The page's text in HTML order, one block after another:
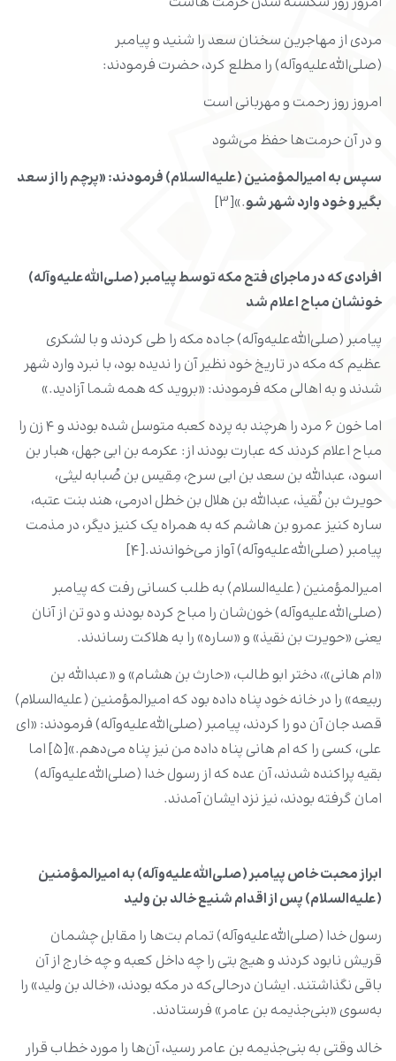
مردی از مهاجرین سخنان سعد را شنید و پیامبر
(صلی‌الله‌علیه‌وآله) را مطلع کرد، حضرت فرمودند:
امروز روز رحمت و مهربانی است
و در آن حرمت‌ها حفظ می‌شود
سپس به امیرالمؤمنین (علیه‌السلام) فرمودند: «پرچم را از سعد
بگیر و خود وارد شهر شو.»[3]
افرادی که در ماجرای فتح مکه توسط پیامبر (صلی‌الله‌علیه‌وآله)
خونشان مباح اعلام شد
پیامبر (صلی‌الله‌علیه‌وآله) جاده مکه را طی کردند و با لشکری
عظیم که مکه در تاریخ خود نظیر آن را ندیده بود، با نبرد وارد شهر
شدند و به اهالی مکه فرمودند: «بروید که همه شما آزادید.»
اما خون ۶ مرد را هرچند به پرده کعبه متوسل شده بودند و ۴ زن را
مباح اعلام کردند که عبارت بودند از: عکرمه بن ابی جهل، هبار بن
اسود، عبدالله بن سعد بن ابی سرح، مِقیس بن صُبابه لیثی،
حویرث بن نُقیذ، عبدالله بن هلال بن خطل ادرمی، هند بنت عتبه،
ساره کنیز عمرو بن هاشم که به همراه یک کنیز دیگر، در مذمت
پیامبر (صلی‌الله‌علیه‌وآله) آواز می‌خواندند.[۴]
امیرالمؤمنین (علیه‌السلام) به طلب کسانی رفت که پیامبر
(صلی‌الله‌علیه‌وآله) خون‌شان را مباح کرده بودند و دو تن از آنان
یعنی «حویرت بن نقیذ» و «ساره» را به هلاکت رساندند.
«ام هانی»، دختر ابو طالب، «حارث بن هشام» و «عبدالله بن
ربیعه» را در خانه خود پناه داده بود که امیرالمؤمنین (علیه‌السلام)
قصد جان آن دو را کردند، پیامبر (صلی‌الله‌علیه‌وآله) فرمودند: «ای
علی، کسی را که ام هانی پناه داده من نیز پناه می‌دهم‌.»[۵] اما
بقیه پراکنده شدند، آن عده که از رسول خدا (صلی‌الله‌علیه‌وآله)
امان گرفته بودند، نیز نزد ایشان آمدند.
ابراز محبت خاص پیامبر (صلی‌الله‌علیه‌وآله) به امیرالمؤمنین
(علیه‌السلام) پس از اقدام شنیع خالد بن ولید
رسول خدا (صلی‌الله‌علیه‌وآله) تمام بت‌ها را مقابل چشمان
قریش نابود کردند و هیچ بتی را چه داخل کعبه و چه خارج از آن
باقی نگذاشتند. ایشان درحالی‌که در مکه بودند، «خالد بن ولید» را
به‌سوی «بنی‌جذیمه بن عامر» فرستادند.
خالد وقتی به بنی‌جذیمه بن عامر رسید، آن‌ها را مورد خطاب قرار